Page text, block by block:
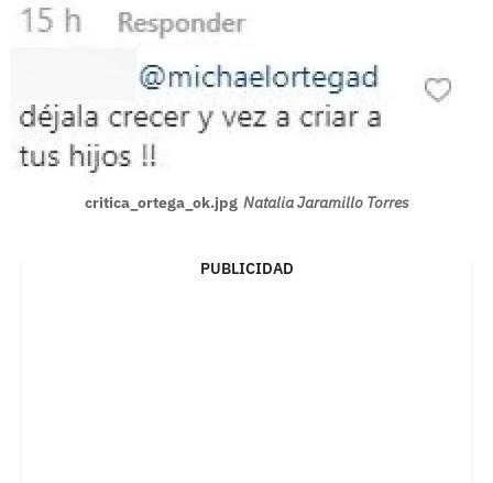
critica_ortega_ok.jpg Natalia Jaramillo Torres
PUBLICIDAD